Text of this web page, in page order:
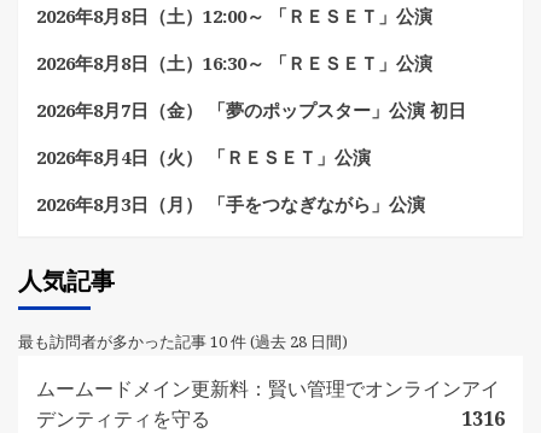
2026年8月8日（土）12:00～ 「ＲＥＳＥＴ」公演
2026年8月8日（土）16:30～ 「ＲＥＳＥＴ」公演
2026年8月7日（金） 「夢のポップスター」公演 初日
2026年8月4日（火） 「ＲＥＳＥＴ」公演
2026年8月3日（月） 「手をつなぎながら」公演
人気記事
最も訪問者が多かった記事 10 件 (過去 28 日間)
ムームードメイン更新料：賢い管理でオンラインアイ
デンティティを守る
1316